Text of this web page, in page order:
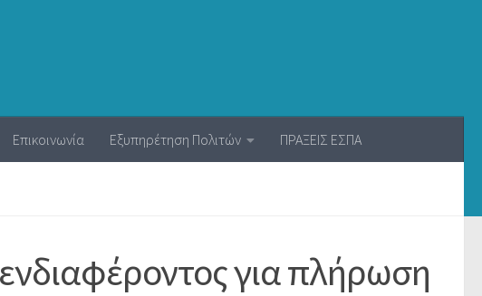
Επικοινωνία Εξυπηρέτηση Πολιτών ΠΡΑΞΕΙΣ ΕΣΠΑ
για πλήρωση